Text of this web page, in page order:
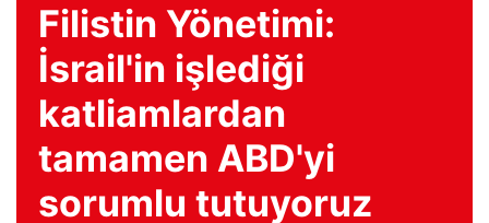
Filistin Yönetimi:
İsrail'in işlediği
katliamlardan
tamamen ABD'yi
sorumlu tutuyoruz